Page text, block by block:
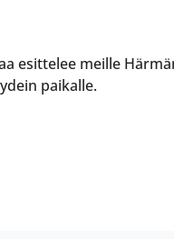
esittelee meille
paikalle.